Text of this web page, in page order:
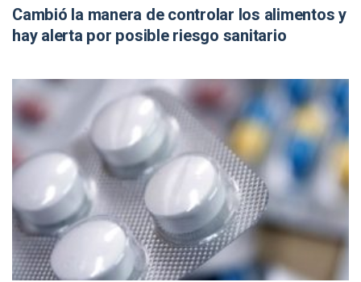
Cambió la manera de controlar los alimentos y
hay alerta por posible riesgo sanitario